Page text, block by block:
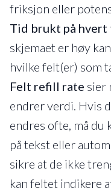
friksjon eller
Tid brukt på
skjemaet er høy
hvilke felt(er) som
Felt refill rate sier
endrer verdi. Hvis
endres ofte, må du
på tekst eller
sikre at de ikke
kan feltet indikere